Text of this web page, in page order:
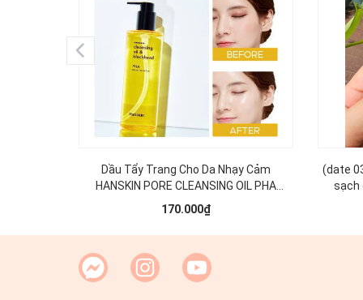
Dầu Tẩy Trang Cho Da Nhạy Cảm
HANSKIN PORE CLEANSING OIL PHA
300ml
170.000₫
(date
sạch